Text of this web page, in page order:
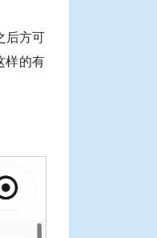
后方可
样的有